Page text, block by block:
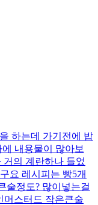
하는데 가기전에 밥
내용물이 많아보
의 계란하나 들었
요 레시피는 빵5개
술정도? 많이넣는걸
머스터드 작은큰술